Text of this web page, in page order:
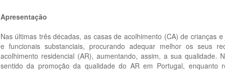
Apresentação
Nas últimas três décadas, as casas de acolhimento (CA) de crianças
e funcionais substanciais, procurando adequar melhor os seus
acolhimento residencial (AR), aumentando, assim, a sua qualidade.
sentido da promoção da qualidade do AR em Portugal, enquanto